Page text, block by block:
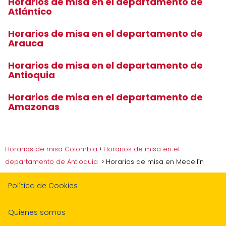
Atlántico
Horarios de misa en el departamento de
Arauca
Horarios de misa en el departamento de
Antioquia
Horarios de misa en el departamento de
Amazonas
Horarios de misa Colombia
Horarios de misa en el
departamento de Antioquia
Horarios de misa en Medellín
Política de Cookies
Quienes somos